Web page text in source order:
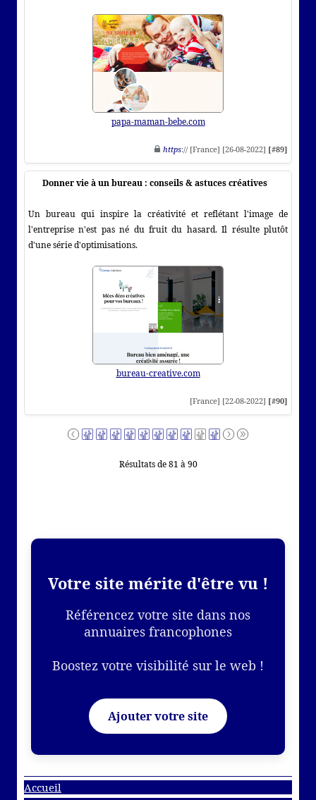
papa-maman-bebe.com
https:// [France] [26-08-2022] [#89]
Donner vie à un bureau : conseils & astuces créatives
Un bureau qui inspire la créativité et reflétant l'image de
l'entreprise n'est pas né du fruit du hasard. Il résulte plutôt
d'une série d'optimisations.
bureau-creative.com
[France] [22-08-2022] [#90]
Résultats de 81 à 90
Votre site mérite d'être vu !
Référencez votre site dans nos
annuaires francophones
Boostez votre visibilité sur le web !
Ajouter votre site
Accueil